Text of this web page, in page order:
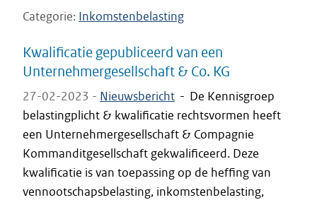
Categorie Inkomstenbelasting
Kwalificatie gepubliceerd van een
Unternehmergesellschaft & Co. KG
27-02-2023 - Nieuwsbericht - De Kennisgroep
belastingplicht & kwalificatie rechtsvormen heeft
een Unternehmergesellschaft & Compagnie
Kommanditgesellschaft gekwalificeerd. Deze
kwalificatie is van toepassing op de heffing van
vennootschapsbelasting, inkomstenbelasting,